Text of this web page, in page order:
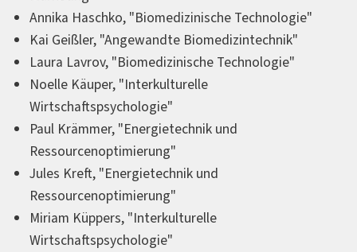
Annika Haschko, "Biomedizinische Technologie"
Kai Geißler, "Angewandte Biomedizintechnik"
Laura Lavrov, "Biomedizinische Technologie"
Noelle Käuper, "Interkulturelle
Wirtschaftspsychologie"
Paul Krämmer, "Energietechnik und
Ressourcenoptimierung"
Jules Kreft, "Energietechnik und
Ressourcenoptimierung"
Miriam Küppers, "Interkulturelle
Wirtschaftspsychologie"